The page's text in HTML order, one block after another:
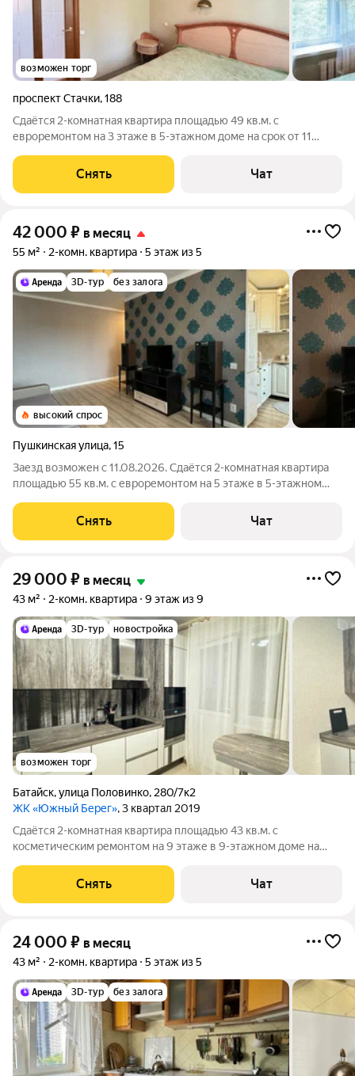
возможен торг
проспект Стачки,188
Сдаётся 2-комнатная квартира площадью 49 кв.м. с
евроремонтом на 3 этаже в 5-этажном доме на срок от 11
Стиральная машина Холодильник Кондиционер
Микроволновка Дом - панельный, окна выходят во
Снять Чат
42 000 ₽ в месяц
55 м² 2-комн. квартира 5 этаж из 5
3D-тур без залога
высокий спрос
Пушкинская улица,15
Заезд возможен с 11.08.2026. Сдаётся 2-комнатная квартира
площадью 55 кв.м. с евроремонтом на 5 этаже в 5-этажном
Стиральная машина Холодильник Кондиционер Дом -
кирпичный, окна выходят во
Снять Чат
29 000 ₽ в месяц
43 м² 2-комн. квартира 9 этаж из 9
3D-тур новостройка
возможен торг
Батайск,улица Половинко, 280/7к2
ЖК «Южный Берег», 3 квартал 2019
Сдаётся 2-комнатная квартира площадью 43 кв.м. с
косметическим ремонтом на 9 этаже в 9-этажном доме на
Стиральная машина Холодильник Посудомоечная машина
Кондиционер Микроволновка Дом
Снять Чат
24 000 ₽ в месяц
43 м² 2-комн. квартира 5 этаж из 5
3D-тур без залога